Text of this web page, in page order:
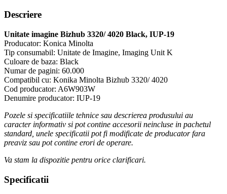
Descriere
Unitate imagine Bizhub 3320/ 4020 Black, IUP-19
Producator: Konica Minolta
Tip consumabil: Unitate de Imagine, Imaging Unit K
Culoare de baza: Black
Numar de pagini: 60.000
Compatibil cu: Konika Minolta Bizhub 3320/ 4020
Cod producator: A6W903W
Denumire producator: IUP-19
Pozele si specificatiile tehnice sau descrierea produsului au
caracter informativ si pot contine accesorii neincluse in pachetul
standard, unele specificatii pot fi modificate de producator fara
preaviz sau pot contine erori de operare.
Va stam la dispozitie pentru orice clarificari.
Specificatii